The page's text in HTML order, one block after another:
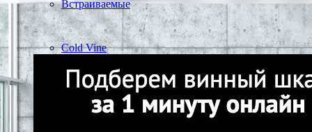
Встраиваемые
Cold Vine